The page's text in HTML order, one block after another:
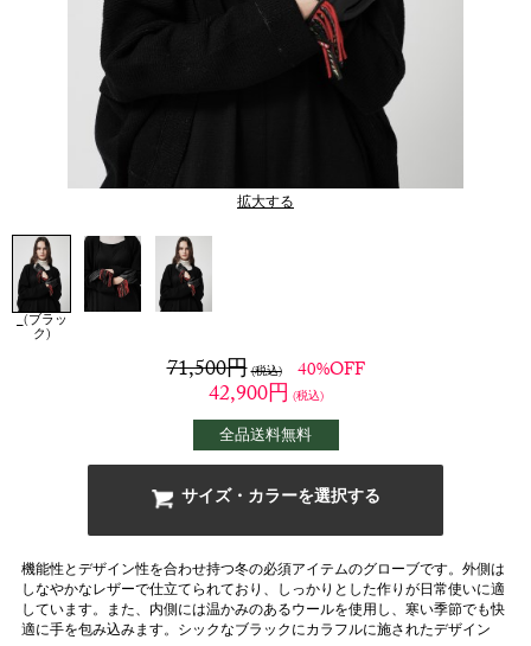
拡大する
_(ブラッ
ク)
71,500円(税込) 40%OFF
42,900円 (税込)
全品送料無料
サイズ・カラーを選択する
機能性とデザイン性を合わせ持つ冬の必須アイテムのグローブです。外側は
しなやかなレザーで仕立てられており、しっかりとした作りが日常使いに適
しています。また、内側には温かみのあるウールを使用し、寒い季節でも快
適に手を包み込みます。シックなブラックにカラフルに施されたデザイン